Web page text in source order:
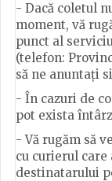
- Dacă coletul
moment, vă
punct al
(telefon:
să ne anuntați
- În cazuri de
pot exista
- Vă rugăm să
cu curierul
destinatarului